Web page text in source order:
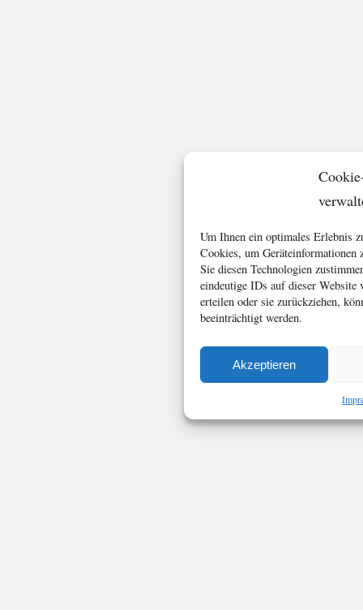
Um Ihnen ein optimales Erlebnis
Cookies, um Geräteinformationen
Sie diesen Technologien
eindeutige IDs auf dieser
erteilen oder sie zurückziehen,
beeinträchtigt werden.
Akzeptieren